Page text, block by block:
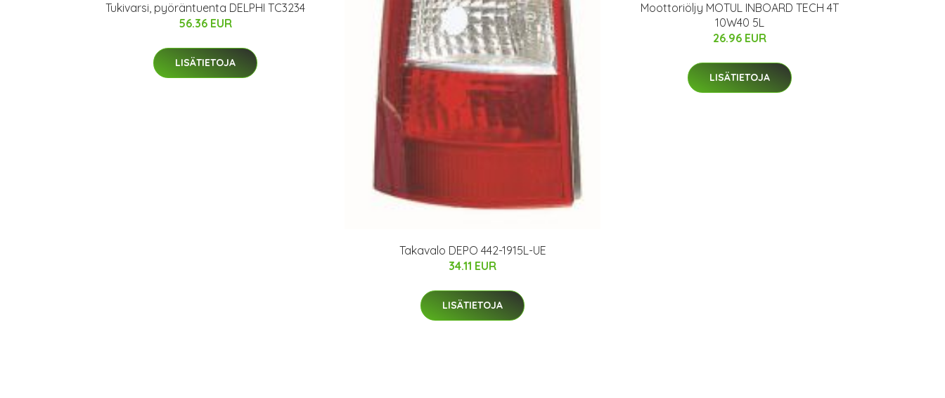
Tukivarsi, pyöräntuenta DELPHI TC3234
56.36 EUR
LISÄTIETOJA
Takavalo DEPO 442-1915L-UE
34.11 EUR
LISÄTIETOJA
Moottoriöljy MOTUL INBOARD TECH 4T
10W40 5L
26.96 EUR
LISÄTIETOJA